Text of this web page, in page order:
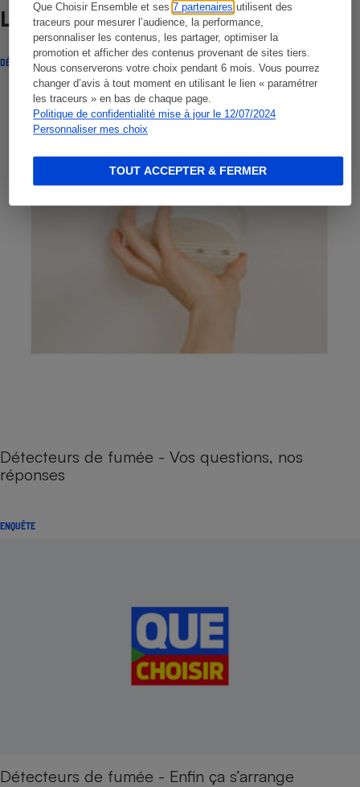
Que Choisir Ensemble et ses7 partenaires utilisent des
traceurs pour mesurer l’audience, la performance,
personnaliser les contenus, les partager, optimiser la
promotion et afficher des contenus provenant de sites tiers.
Nous conserverons votre choix pendant 6 mois. Vous pourrez
changer d’avis à tout moment en utilisant le lien « paramétrer
les traceurs » en bas de chaque page.
Politique de confidentialité mise à jour le 12/07/2024
Personnaliser mes choix
TOUT ACCEPTER & FERMER
Lire aussi
DÉCRYPTAGE
Détecteurs de fumée - Vos questions, nos
réponses
ENQUÊTE
Détecteurs de fumée - Enfin ça s’arrange